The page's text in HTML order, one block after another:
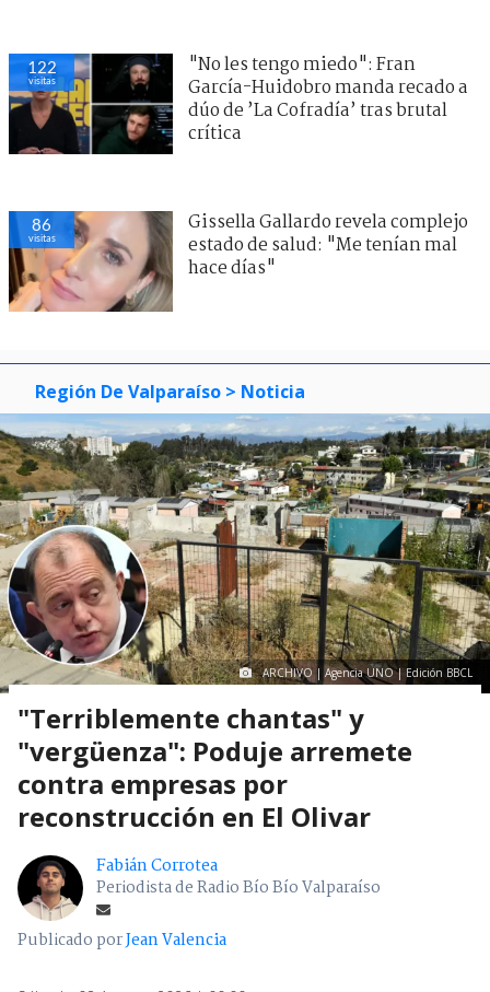
122
visitas
"No les tengo miedo": Fran
García-Huidobro manda recado a
dúo de ’La Cofradía’ tras brutal
crítica
86
visitas
Gissella Gallardo revela complejo
estado de salud: "Me tenían mal
hace días"
Región De Valparaíso > Noticia
ARCHIVO | Agencia UNO | Edición BBCL
"Terriblemente chantas" y
"vergüenza": Poduje arremete
contra empresas por
reconstrucción en El Olivar
Fabián Corrotea
Periodista de Radio Bío Bío Valparaíso
Publicado porJean Valencia